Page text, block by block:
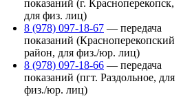
показаний (г. Красноперекопск,
для физ. лиц)
8 (978) 097-18-67 — передача
показаний (Красноперекопский
район, для физ./юр. лиц)
8 (978) 097-18-66 — передача
показаний (пгт. Раздольное, для
физ./юр. лиц)